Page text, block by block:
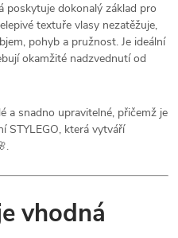
poskytuje dokonalý základ pro
textuře vlasy nezatěžuje,
pohyb a pružnost. Je ideální
okamžité nadzvednutí od
a snadno upravitelné, přičemž je
STYLEGO, která vytváří
vhodná